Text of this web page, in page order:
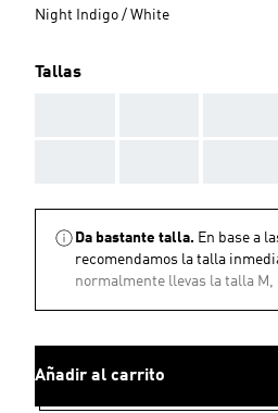
Night Indigo / White
Tallas
Da bastante talla. En base a
recomendamos la talla
normalmente llevas la talla M,
Añadir al carrito